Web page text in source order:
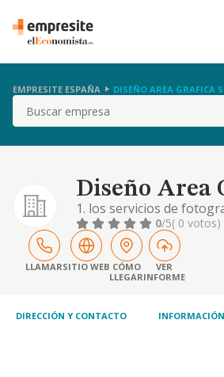
EMPRESITE ESPAÑA DISEÑO AREA GRAFICA
Buscar
Diseño Area
1. los servicios de
revelado, impresion,
reproduccion de
fotografias comerciales.
impresion de textos o
cualquier pr
0/5( 0 votos)
LLAMARSITIO WEB CÓMO
LLEGAR
VER
INFORME
DIRECCIÓN Y CONTACTO